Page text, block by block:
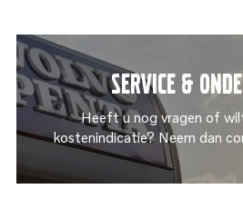
Service &
Heeft u nog vragen of
kostenindicatie? Neem dan